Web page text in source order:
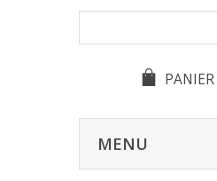
PANIER
MENU